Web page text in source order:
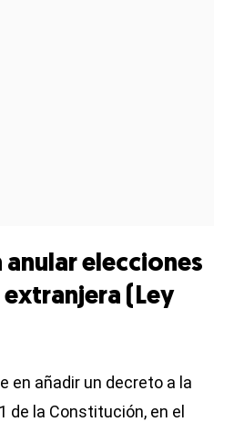
elecciones
(Ley
en añadir un decreto a la
de la Constitución, en el